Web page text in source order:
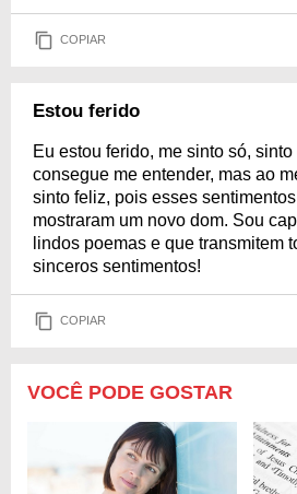
COPIAR
Estou ferido
Eu estou ferido, me sinto só,
consegue me entender, mas ao
sinto feliz, pois esses
mostraram um novo dom. Sou
lindos poemas e que transmitem
sinceros sentimentos!
COPIAR
VOCÊ PODE GOSTAR